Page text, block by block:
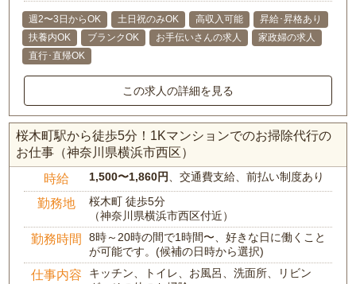
週2〜3日からOK 土日祝のみOK 高収入可能
昇給･昇格あり
扶養内OK
ブランクOK お手伝いさんの求人
家政婦の求人
直行･直帰OK
この求人の詳細を見る
桜木町駅から徒歩5分！1Kマンションでのお掃除代行の
お仕事（神奈川県横浜市西区）
時給 1,500〜1,860円、交通費支給、前払い制度あり
勤務地
桜木町 徒歩5分
（神奈川県横浜市西区付近）
勤務時間
8時～20時の間で1時間〜、好きな日に働くこと
が可能です。(候補の日時から選択)
仕事内容
キッチン、トイレ、お風呂、洗面所、リビン